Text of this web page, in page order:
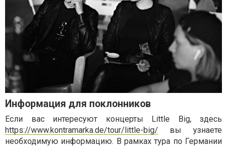
Информация для поклонников
Если вас интересуют концерты Little Big, здесь
https://www.kontramarka.de/tour/little-big/ вы узнаете
необходимую информацию. В рамках тура по Германии